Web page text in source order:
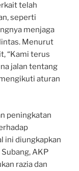
telah
seperti
menjaga
Menurut
“Kami terus
jalan tentang
aturan
peningkatan
ini diungkapkan
AKP
razia dan